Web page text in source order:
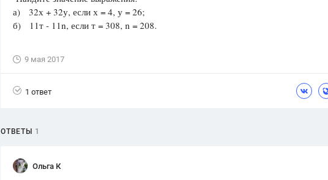
Вузы
ответа
Олимпиады
Spotlight
280 ответов
а) 32х + 32у, если х = 4, у = 26;
б) 11т - 11n, если т = 308, n = 208.
9 мая 2017
1 ответ
ОТВЕТЫ 1
Ольга К